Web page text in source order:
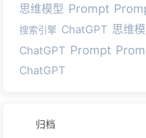
思维模型 Prompt
搜索引擎 ChatGPT 思维
ChatGPT Prompt
ChatGPT
归档